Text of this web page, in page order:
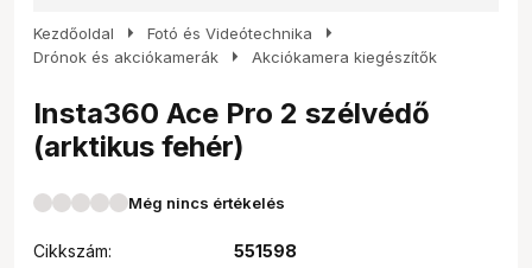
Kezdőoldal arrow_right Fotó és Videótechnika arrow_right
Drónok és akciókamerák arrow_right Akciókamera kiegészítők
Insta360 Ace Pro 2 szélvédő
(arktikus fehér)
Még nincs értékelés
Cikkszám:
551598